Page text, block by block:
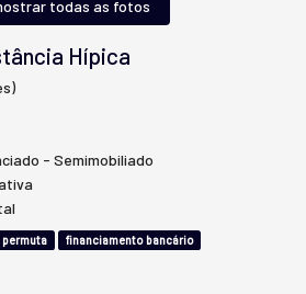
todas as fotos
Hípica
- Semimobiliado
financiamento bancário